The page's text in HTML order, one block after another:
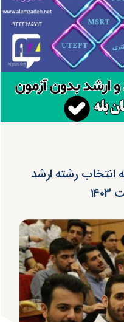
انتخاب رشته ارشد